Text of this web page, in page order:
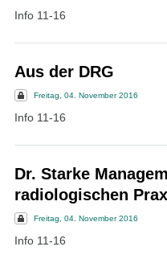
Info 11-16
Aus der DRG
Freitag, 04. November 2016
Info 11-16
Dr. Starke
radiologischen
Freitag, 04. November 2016
Info 11-16